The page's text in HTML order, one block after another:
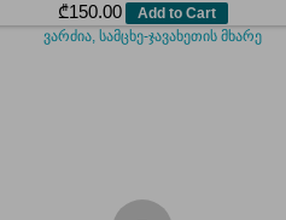
₾150.00 Add to Cart